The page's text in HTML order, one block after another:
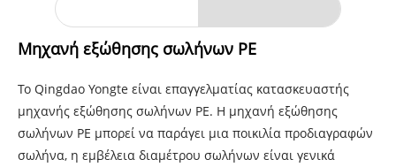
Μηχανή εξώθησης σωλήνων PE
Το Qingdao Yongte είναι επαγγελματίας κατασκευαστής
μηχανής εξώθησης σωλήνων PE. Η μηχανή εξώθησης
σωλήνων PE μπορεί να παράγει μια ποικιλία προδιαγραφών
σωλήνα, η εμβέλεια διαμέτρου σωλήνων είναι γενικά